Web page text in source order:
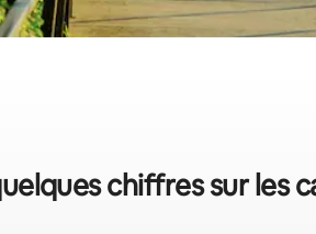
chiffres sur les